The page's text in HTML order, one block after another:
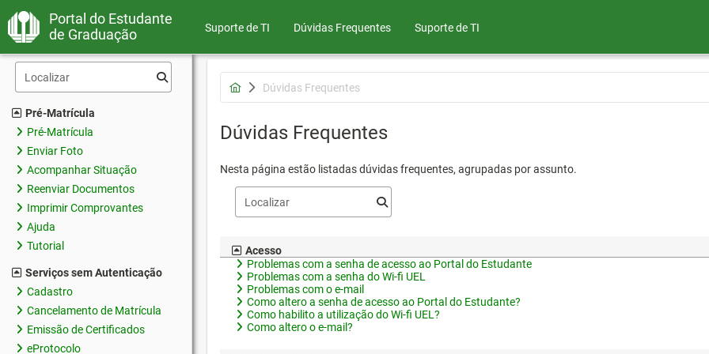
Portal do Estudante
de Graduação
Suporte de TI Dúvidas Frequentes Suporte de TI
Pré-Matrícula
Pré-Matrícula
Enviar Foto
Acompanhar Situação
Reenviar Documentos
Imprimir Comprovantes
Ajuda
Tutorial
Serviços sem Autenticação
Cadastro
Cancelamento de Matrícula
Emissão de Certificados
eProtocolo
Dúvidas Frequentes
Dúvidas Frequentes
Nesta página estão listadas dúvidas frequentes, agrupadas por assunto.
Acesso
Problemas com a senha de acesso ao Portal do Estudante
Problemas com a senha do Wi-fi UEL
Problemas com o e-mail
Como altero a senha de acesso ao Portal do Estudante?
Como habilito a utilização do Wi-fi UEL?
Como altero o e-mail?